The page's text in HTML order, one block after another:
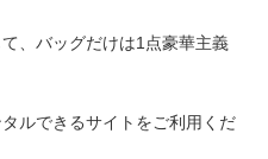
、バッグだけは1点豪華主義
ルできるサイトをご利用くだ